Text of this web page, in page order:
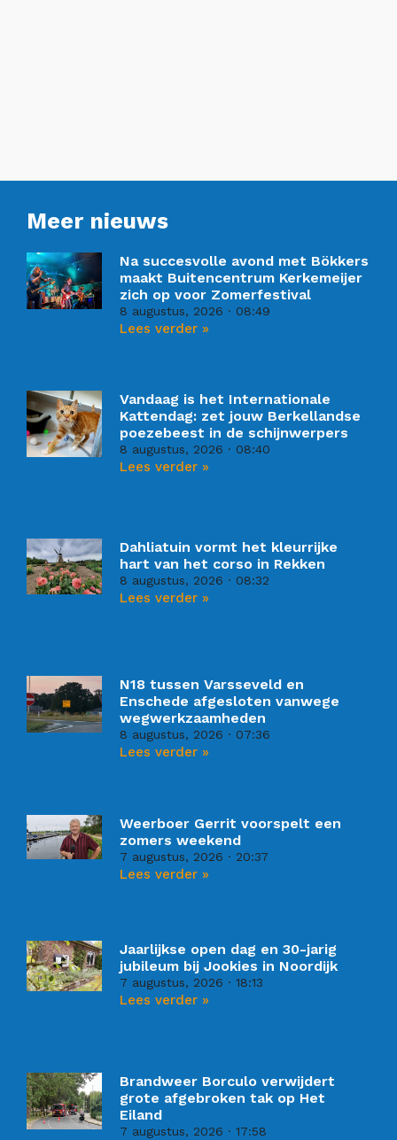
Meer nieuws
Na succesvolle avond met Bökkers
maakt Buitencentrum Kerkemeijer
zich op voor Zomerfestival
8 augustus, 2026 08:49
Lees verder »
Vandaag is het Internationale
Kattendag: zet jouw Berkellandse
poezebeest in de schijnwerpers
8 augustus, 2026 08:40
Lees verder »
Dahliatuin vormt het kleurrijke
hart van het corso in Rekken
8 augustus, 2026 08:32
Lees verder »
N18 tussen Varsseveld en
Enschede afgesloten vanwege
wegwerkzaamheden
8 augustus, 2026 07:36
Lees verder »
Weerboer Gerrit voorspelt een
zomers weekend
7 augustus, 2026 20:37
Lees verder »
Jaarlijkse open dag en 30-jarig
jubileum bij Jookies in Noordijk
7 augustus, 2026 18:13
Lees verder »
Brandweer Borculo verwijdert
grote afgebroken tak op Het
Eiland
7 augustus, 2026 17:58